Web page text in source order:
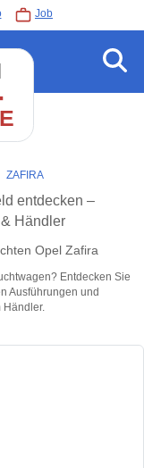
Job
ZAFIRA
entdecken –
Händler
Opel Zafira
Entdecken Sie
Ausführungen und
Händler.